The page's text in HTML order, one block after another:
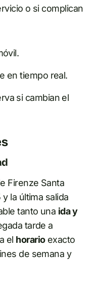
o si complican
en tiempo real.
si cambian el
Firenze Santa
la última salida
tanto una ida y
tarde a
el horarioexacto
de semana y